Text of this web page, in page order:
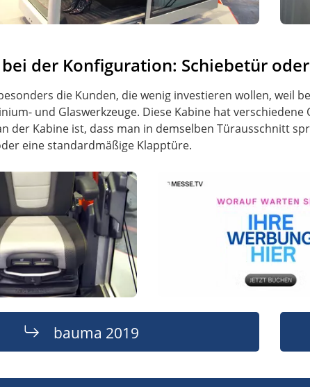
der Konfiguration: Schiebetür
die Kunden, die wenig investieren wollen, weil
und Glaswerkzeuge. Diese Kabine hat
der Kabine ist, dass man in demselben Türausschnitt
eine standardmäßige Klapptüre.
bauma 2019